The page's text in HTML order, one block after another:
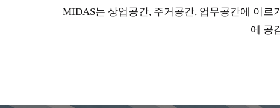
MIDAS는 상업공간, 주거공간, 업무공간에 이르
에 공